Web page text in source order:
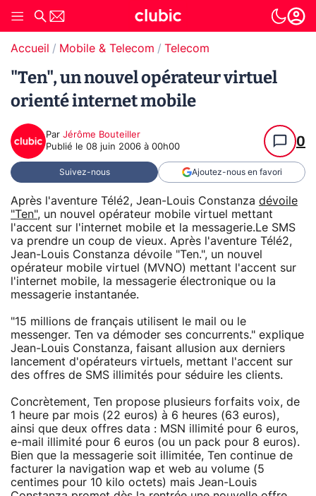
Accueil Mobile & Telecom Telecom
"Ten", un nouvel opérateur virtuel
orienté internet mobile
Par Jérôme Bouteiller
Publié le 08 juin 2006 à 00h00 0
Suivez-nous Ajoutez-nous en favori
Après l'aventure Télé2, Jean-Louis Constanza dévoile
"Ten", un nouvel opérateur mobile virtuel mettant
l'accent sur l'internet mobile et la messagerie.Le SMS
va prendre un coup de vieux. Après l'aventure Télé2,
Jean-Louis Constanza dévoile "Ten.", un nouvel
opérateur mobile virtuel (MVNO) mettant l'accent sur
l'internet mobile, la messagerie électronique ou la
messagerie instantanée.
"15 millions de français utilisent le mail ou le
messenger. Ten va démoder ses concurrents." explique
Jean-Louis Constanza, faisant allusion aux derniers
lancement d'opérateurs virtuels, mettant l'accent sur
des offres de SMS illimités pour séduire les clients.
Concrètement, Ten propose plusieurs forfaits voix, de
1 heure par mois (22 euros) à 6 heures (63 euros),
ainsi que deux offres data : MSN illimité pour 6 euros,
e-mail illimité pour 6 euros (ou un pack pour 8 euros).
Bien que la messagerie soit illimitée, Ten continue de
facturer la navigation wap et web au volume (5
centimes pour 10 kilo octets) mais Jean-Louis